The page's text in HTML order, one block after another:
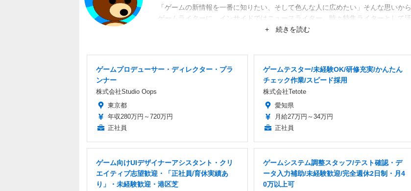
「ゲームの新情報を一番に知りたい、そして色んな人に広めたい」そんな思いから
ゲームライターに。インサイドではニュースライター、時々特集ライターとして活
動。関係者、ユーザーから生まれるネットブームにも興味あり。
+ 続きを読む
ゲームプロデューサー・ディレクター・プラ
ンナー
株式会社Studio Oops
東京都
年収280万円～720万円
正社員
ゲームテスター/未経験OK/研修充実/かんたん
チェック作業/スピード採用
株式会社Tetote
愛知県
月給27万円～34万円
正社員
ゲーム向けUIデザイナーアシスタント・クリ
エイティブ志望歓迎・「正社員/育休実績あ
り」・未経験歓迎・港区芝
ゲームシステム調整スタッフ/テスト確認・デ
ータ入力補助/未経験歓迎/完全週休2日制・月4
0万以上可